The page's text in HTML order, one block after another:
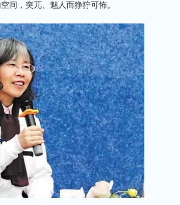
间，突兀、魅人而狰狞可怖。